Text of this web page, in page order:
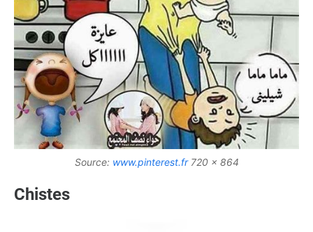
Source: www.pinterest.fr720 x 864
Chistes